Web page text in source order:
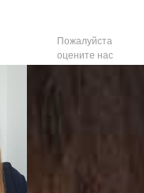
Пожалуйста
оцените нас